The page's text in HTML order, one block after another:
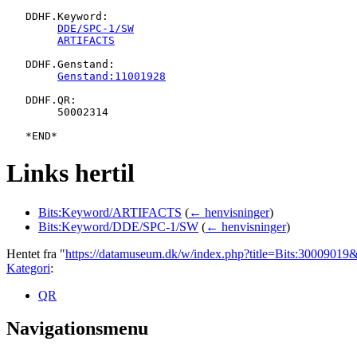
   DDHF.Keyword:
DDE/SPC-1/SW
ARTIFACTS
   DDHF.Genstand:
Genstand:11001928
   DDHF.QR:
Links hertil
Bits:Keyword/ARTIFACTS (← henvisninger)
Bits:Keyword/DDE/SPC-1/SW (← henvisninger)
Hentet fra "https://datamuseum.dk/w/
Kategori:
QR
Navigationsmenu